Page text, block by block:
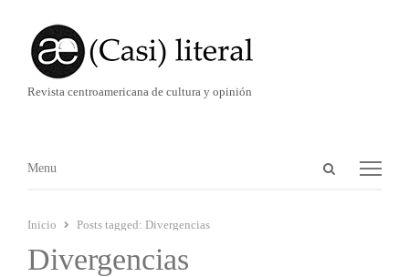
Revista centroamericana de cultura y opinión
Abrir
Menú
Menu
Inicio Posts tagged: Divergencias
Divergencias